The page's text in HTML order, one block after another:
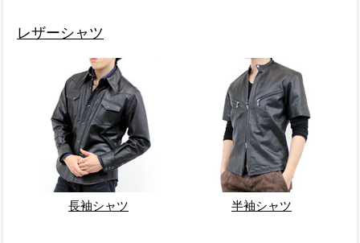
レザーシャツ
長袖シャツ 半袖シャツ